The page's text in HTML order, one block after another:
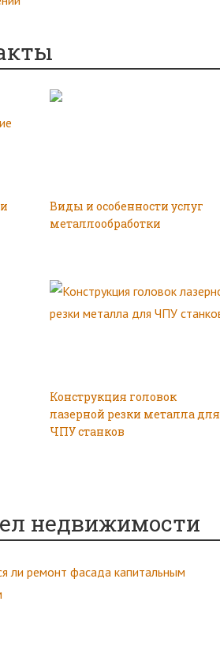
Виды и особенности услуг
металлообработки
Конструкция головок
лазерной резки металла для
ЧПУ станков
недвижимости